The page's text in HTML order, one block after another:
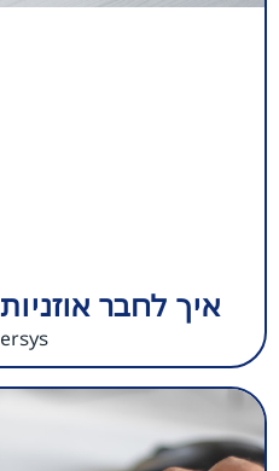
איך לחבר